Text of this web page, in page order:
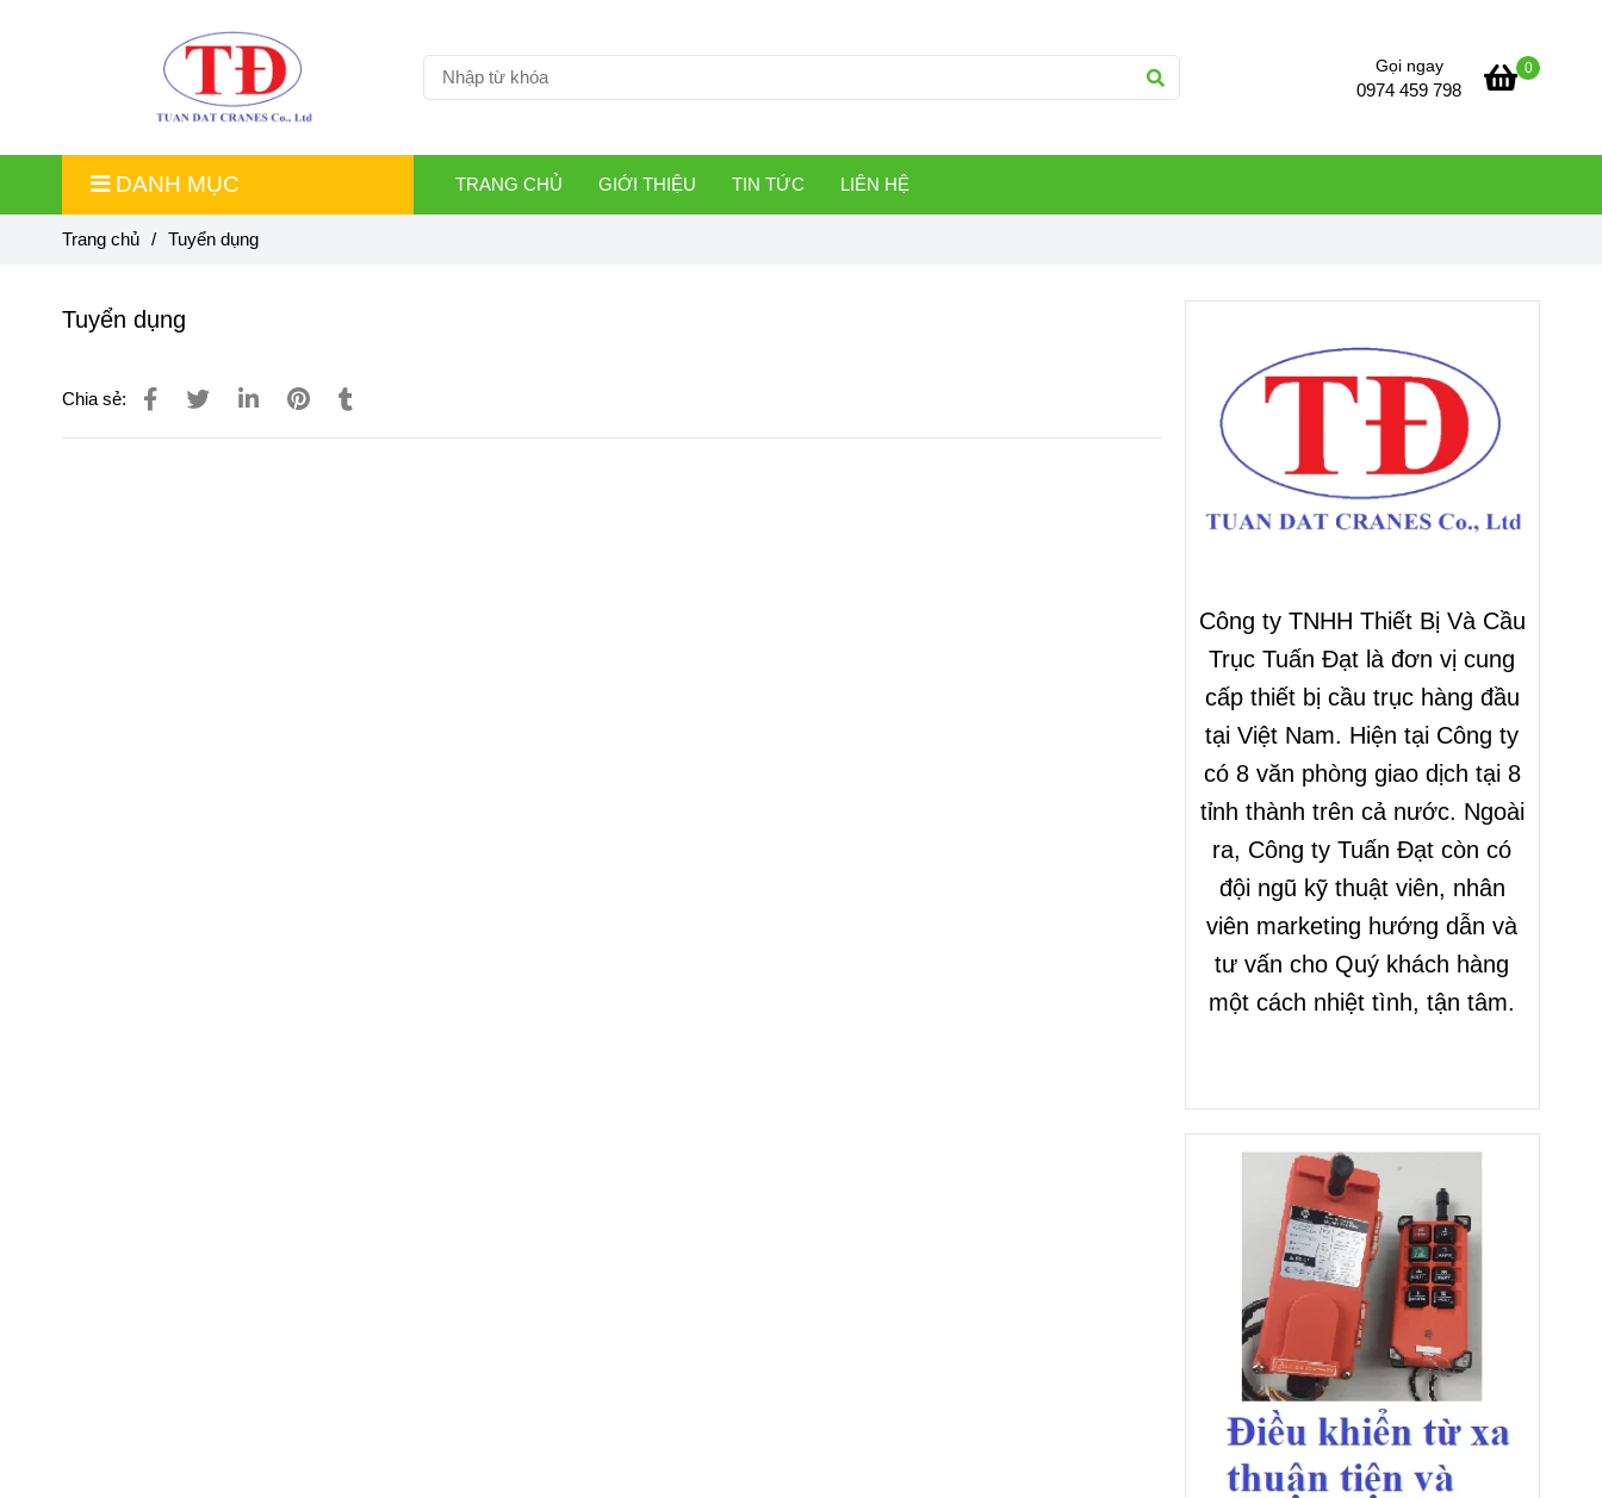
Gọi ngay
0974 459 798
0
DANH MỤC TRANG CHỦ GIỚI THIỆU TIN TỨC LIÊN HỆ
Trang chủ / Tuyển dụng
Tuyển dụng
Chia sẻ:
Công ty TNHH Thiết Bị Và Cầu
Trục Tuấn Đạt là đơn vị cung
cấp thiết bị cầu trục hàng đầu
tại Việt Nam. Hiện tại Công ty
có 8 văn phòng giao dịch tại 8
tỉnh thành trên cả nước. Ngoài
ra, Công ty Tuấn Đạt còn có
đội ngũ kỹ thuật viên, nhân
viên marketing hướng dẫn và
tư vấn cho Quý khách hàng
một cách nhiệt tình, tận tâm.